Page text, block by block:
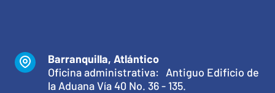
Barranquilla, Atlántico
Oficina administrativa: Antiguo Edificio de
la Aduana Vía 40 No. 36 - 135.